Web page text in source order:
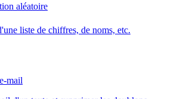
aléatoire
liste de chiffres, de noms, etc.
mail